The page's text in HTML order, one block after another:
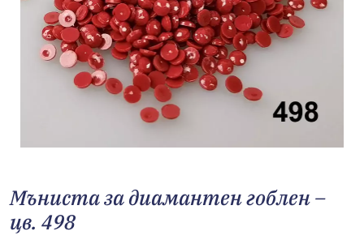
Мъниста за диамантен гоблен –
цв. 498